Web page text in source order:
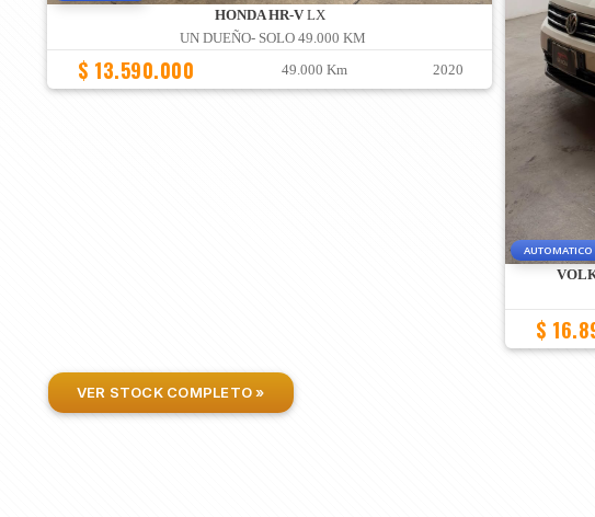
HONDA HR-VLX
UN DUEÑO- SOLO 49.000 KM
$ 13.590.000 49.000 Km 2020
AUTOMATICO
$
VER STOCK COMPLETO »